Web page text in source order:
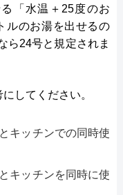
「水温＋25度のお
ルのお湯を出せるの
ら24号と規定されま
してください。
キッチンでの同時使
キッチンを同時に使